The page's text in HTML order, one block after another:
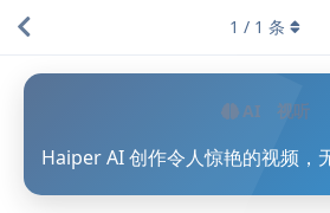
AI 视听
Haiper AI 创作令人惊艳的视频，
1 / 1 条